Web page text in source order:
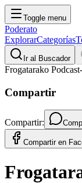
Toggle menu
Poderato
ExplorarCategorías
Ir al Buscador
Frogatarako
Compartir
Compartir:
Compartir en